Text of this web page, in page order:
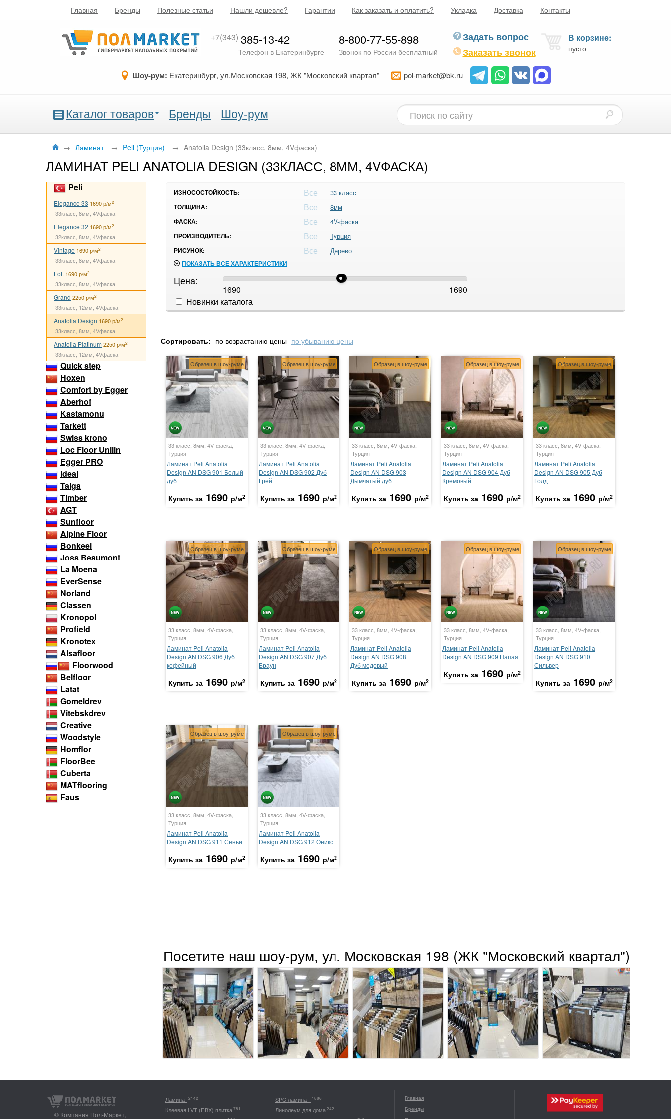
Главная Бренды Полезные статьи Нашли дешевле? Гарантии Как заказать и оплатить? Укладка Доставка Контакты
+7(343) 385-13-42
Телефон в Екатеринбурге
8-800-77-55-898
Звонок по России бесплатный
Задать вопрос
Заказать звонок
В корзине:
пусто
Шоу-рум: Екатеринбург, ул.Московская 198, ЖК "Московский квартал" pol-market@bk.ru
Каталог товаров Бренды Шоу-рум
→ Ламинат → Peli (Турция) → Anatolia Design (33класс, 8мм, 4Vфаска)
ЛАМИНАТ PELI ANATOLIA DESIGN (33КЛАСС, 8ММ, 4VФАСКА)
ИЗНОСОСТОЙКОСТЬ: Все 33 класс
ТОЛЩИНА: Все 8мм
ФАСКА: Все 4V-фаска
ПРОИЗВОДИТЕЛЬ: Все Турция
РИСУНОК: Все Дерево
ПОКАЗАТЬ ВСЕ ХАРАКТЕРИСТИКИ
Цена:
1690
1690
Новинки каталога
Peli
Elegance 33 1690 р/м2
33класс, 8мм, 4Vфаска
Elegance 32 1690 р/м2
32класс, 8мм, 4Vфаска
Vintage 1690 р/м2
33класс, 8мм, 4Vфаска
Loft 1690 р/м2
33класс, 8мм, 4Vфаска
Grand 2250 р/м2
33класс, 12мм, 4Vфаска
Anatolia Design 1690 р/м2
33класс, 8мм, 4Vфаска
Anatolia Platinum 2250 р/м2
33класс, 12мм, 4Vфаска
Quick step
Hoxen
Comfort by Egger
Aberhof
Kastamonu
Tarkett
Swiss krono
Loc Floor Unilin
Egger PRO
Ideal
Taiga
Timber
AGT
Sunfloor
Alpine Floor
Bonkeel
Joss Beaumont
La Moena
EverSense
Norland
Classen
Kronopol
Profield
Kronotex
Alsafloor
Floorwood
Belfloor
Latat
Gomeldrev
Vitebskdrev
Creative
Woodstyle
Homflor
FloorBee
Cuberta
MATflooring
Faus
Сортировать: по возрастанию цены по убыванию цены
Образец в шоу-руме
33 класс, 8мм, 4V-фаска,
Турция
Ламинат Peli Anatolia
Design AN DSG 901 Белый
дуб
Купить за 1690 р/м2
Образец в шоу-руме
33 класс, 8мм, 4V-фаска,
Турция
Ламинат Peli Anatolia
Design AN DSG 902 Дуб
Грей
Купить за 1690 р/м2
Образец в шоу-руме
33 класс, 8мм, 4V-фаска,
Турция
Ламинат Peli Anatolia
Design AN DSG 903
Дымчатый дуб
Купить за 1690 р/м2
Образец в шоу-руме
33 класс, 8мм, 4V-фаска,
Турция
Ламинат Peli Anatolia
Design AN DSG 904 Дуб
Кремовый
Купить за 1690 р/м2
Образец в шоу-руме
33 класс, 8мм, 4V-фаска,
Турция
Ламинат Peli Anatolia
Design AN DSG 905 Дуб
Голд
Купить за 1690 р/м2
Образец в шоу-руме
33 класс, 8мм, 4V-фаска,
Турция
Ламинат Peli Anatolia
Design AN DSG 906 Дуб
кофейный
Купить за 1690 р/м2
Образец в шоу-руме
33 класс, 8мм, 4V-фаска,
Турция
Ламинат Peli Anatolia
Design AN DSG 907 Дуб
Браун
Купить за 1690 р/м2
Образец в шоу-руме
33 класс, 8мм, 4V-фаска,
Турция
Ламинат Peli Anatolia
Design AN DSG 908
Дуб медовый
Купить за 1690 р/м2
Образец в шоу-руме
33 класс, 8мм, 4V-фаска,
Турция
Ламинат Peli Anatolia
Design AN DSG 909 Папая
Купить за 1690 р/м2
Образец в шоу-руме
33 класс, 8мм, 4V-фаска,
Турция
Ламинат Peli Anatolia
Design AN DSG 910
Сильвер
Купить за 1690 р/м2
Образец в шоу-руме
33 класс, 8мм, 4V-фаска,
Турция
Ламинат Peli Anatolia
Design AN DSG 911 Сеньи
Купить за 1690 р/м2
Образец в шоу-руме
33 класс, 8мм, 4V-фаска,
Турция
Ламинат Peli Anatolia
Design AN DSG 912 Оникс
Купить за 1690 р/м2
Посетите наш шоу-рум, ул. Московская 198 (ЖК "Московский квартал")
© Компания Пол-Маркет,
Ламинат2142 SPC ламинат 1886
Клеевая LVT (ПВХ) плитка781 Линолеум для дома242
Главная
Бренды